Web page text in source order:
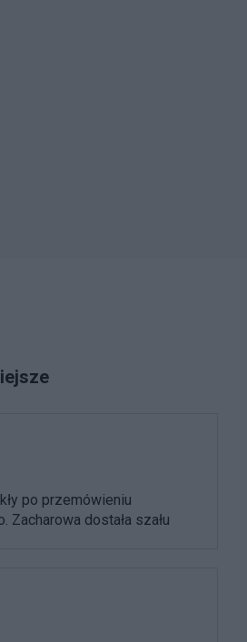
po przemówieniu
Zacharowa dostała szału